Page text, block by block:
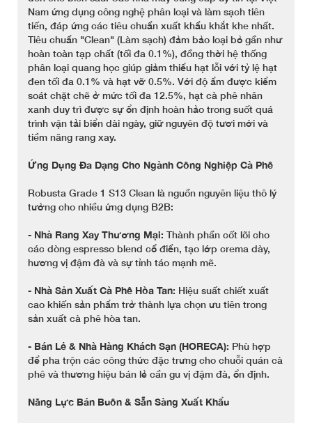
Nam ứng dụng công nghệ phân loại và làm sạch tiên
tiến, đáp ứng các tiêu chuẩn xuất khẩu khắt khe nhất.
Tiêu chuẩn "Clean" (Làm sạch) đảm bảo loại bỏ gần như
hoàn toàn tạp chất (tối đa 0.1%), đồng thời hệ thống
phân loại quang học giúp giảm thiểu hạt lỗi với tỷ lệ hạt
đen tối đa 0.1% và hạt vỡ 0.5%. Với độ ẩm được kiểm
soát chặt chẽ ở mức tối đa 12.5%, hạt cà phê nhân
xanh duy trì được sự ổn định hoàn hảo trong suốt quá
trình vận tải biển dài ngày, giữ nguyên độ tươi mới và
tiềm năng rang xay.
Ứng Dụng Đa Dạng Cho Ngành Công Nghiệp Cà Phê
Robusta Grade 1 S13 Clean là nguồn nguyên liệu thô lý
tưởng cho nhiều ứng dụng B2B:
- Nhà Rang Xay Thương Mại: Thành phần cốt lõi cho
các dòng espresso blend cổ điển, tạo lớp crema dày,
hương vị đậm đà và sự tỉnh táo mạnh mẽ.
- Nhà Sản Xuất Cà Phê Hòa Tan: Hiệu suất chiết xuất
cao khiến sản phẩm trở thành lựa chọn ưu tiên trong
sản xuất cà phê hòa tan.
- Bán Lẻ & Nhà Hàng Khách Sạn (HORECA): Phù hợp
để pha trộn các công thức đặc trưng cho chuỗi quán cà
phê và thương hiệu bán lẻ cần gu vị đậm đà, ổn định.
Năng Lực Bán Buôn & Sẵn Sàng Xuất Khẩu